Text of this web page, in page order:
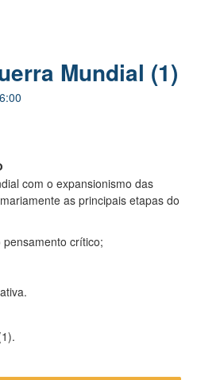
Mundial (1)
com o expansionismo das
as principais etapas do
crítico;